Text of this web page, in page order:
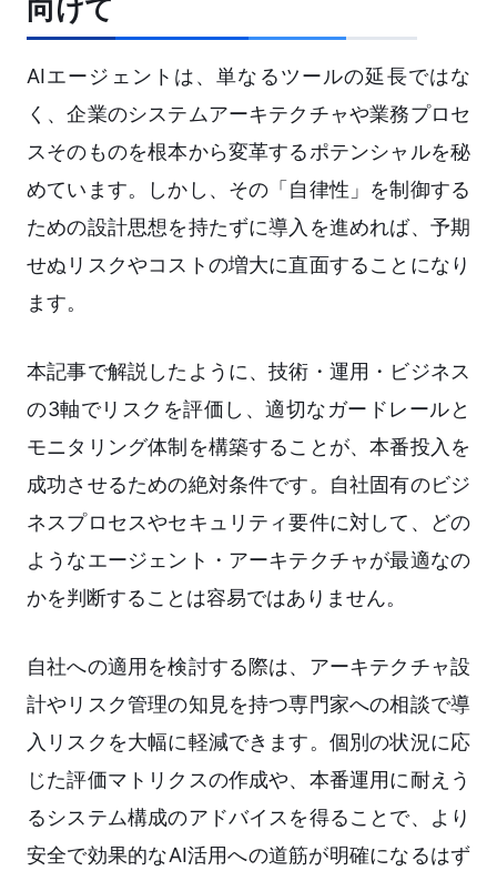
向けて
AIエージェントは、単なるツールの延長ではな
く、企業のシステムアーキテクチャや業務プロセ
スそのものを根本から変革するポテンシャルを秘
めています。しかし、その「自律性」を制御する
ための設計思想を持たずに導入を進めれば、予期
せぬリスクやコストの増大に直面することになり
ます。
本記事で解説したように、技術・運用・ビジネス
の3軸でリスクを評価し、適切なガードレールと
モニタリング体制を構築することが、本番投入を
成功させるための絶対条件です。自社固有のビジ
ネスプロセスやセキュリティ要件に対して、どの
ようなエージェント・アーキテクチャが最適なの
かを判断することは容易ではありません。
自社への適用を検討する際は、アーキテクチャ設
計やリスク管理の知見を持つ専門家への相談で導
入リスクを大幅に軽減できます。個別の状況に応
じた評価マトリクスの作成や、本番運用に耐えう
るシステム構成のアドバイスを得ることで、より
安全で効果的なAI活用への道筋が明確になるはず